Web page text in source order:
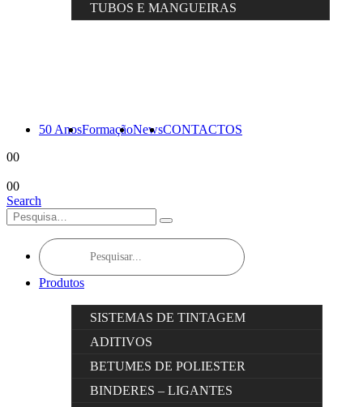
TUBOS E MANGUEIRAS
50 AnosFormaçãoNewsCONTACTOS
00
00
Search
Products
search
Produtos
SISTEMAS DE TINTAGEM
ADITIVOS
BETUMES DE POLIESTER
BINDERES – LIGANTES